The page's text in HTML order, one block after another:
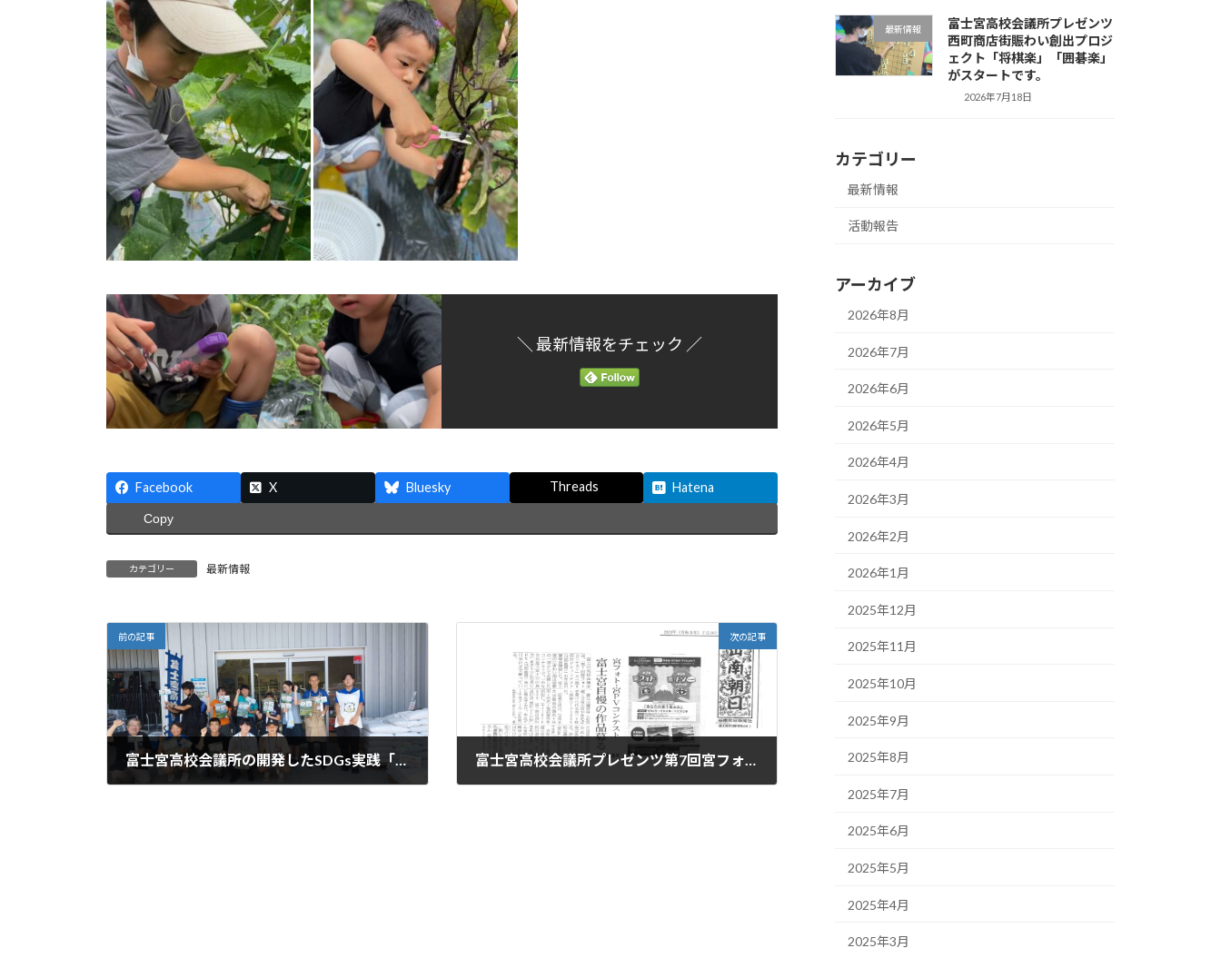
＼ 最新情報をチェック ／
Facebook X Bluesky Threads Hatena
Copy
カテゴリー 最新情報
前の記事
富士宮高校会議所の開発したSDGs実践「マスマス元肥（げんぴ）」を「ふじのみや資材館」で販売してくださることになり、本日、メンバーが販売のお手伝いをしました。
次の記事
富士宮高校会議所プレゼンツ第7回宮フォトコンテスト、第6回宮PVコンテスト（15秒動画）を開催しますが、岳南朝日新聞に掲載されました。
最新情報
富士宮高校会議所プレゼンツ
西町商店街賑わい創出プロジ
ェクト「将棋楽」「囲碁楽」
がスタートです。
2026年7月18日
カテゴリー
最新情報
活動報告
アーカイブ
2026年8月
2026年7月
2026年6月
2026年5月
2026年4月
2026年3月
2026年2月
2026年1月
2025年12月
2025年11月
2025年10月
2025年9月
2025年8月
2025年7月
2025年6月
2025年5月
2025年4月
2025年3月